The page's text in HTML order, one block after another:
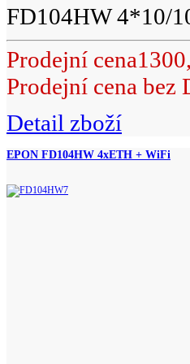
FD104HW 4*10/
Prodejní cena
Prodejní cena bez
Detail zboží
EPON FD104HW 4xETH + WiFi